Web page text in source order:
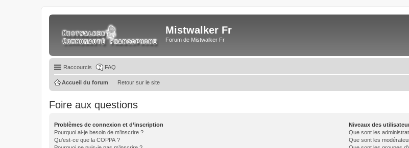
Mistwalker Fr
Forum de Mistwalker Fr
Raccourcis FAQ
Retour sur le site
Accueil du forum
Foire aux questions
Problèmes de connexion et d’inscription
Pourquoi ai-je besoin de m’inscrire ?
Qu’est-ce que la COPPA ?
Niveaux des
Que sont les
Que sont les